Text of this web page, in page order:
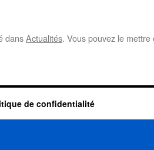
dansActualités. Vous pouvez le
de confidentialité